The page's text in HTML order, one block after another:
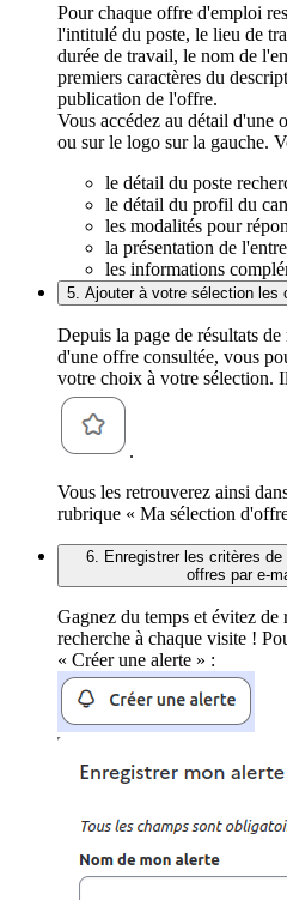
Pour chaque offre d'emploi
l'intitulé du poste, le lieu de
durée de travail, le nom de
premiers caractères du
publication de l'offre.
Vous accédez au détail d'une
ou sur le logo sur la gauche.
le détail du poste
le détail du profil du
les modalités pour
la présentation de
les informations
5. Ajouter à votre sélection les
Depuis la page de résultats
d'une offre consultée, vous
votre choix à votre sélection.
.
Vous les retrouverez ainsi
rubrique « Ma sélection
6. Enregistrer les critères
offres par e-
Gagnez du temps et évitez de
recherche à chaque visite !
« Créer une alerte » :